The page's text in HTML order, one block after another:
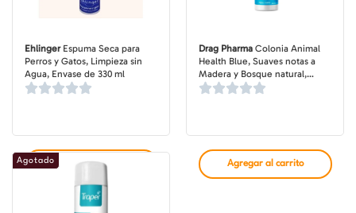
EhlingerEspuma Seca para
Perros y Gatos, Limpieza sin
Agua, Envase de 330 ml
Agregar al carrito
Drag Pharma Colonia Animal
Health Blue, Suaves notas a
Madera y Bosque natural,
formato180 ml
Agregar al carrito
Agotado